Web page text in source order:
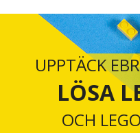
UPPTÄCK
LÖSA
OCH